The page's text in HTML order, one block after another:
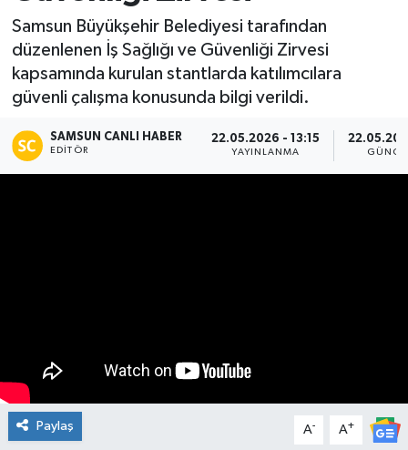
Samsun Büyükşehir Belediyesi tarafından
düzenlenen İş Sağlığı ve Güvenliği Zirvesi
kapsamında kurulan stantlarda katılımcılara
güvenli çalışma konusunda bilgi verildi.
SAMSUN CANLI HABER
EDITÖR
22.05.2026 - 13:15
YAYINLANMA
Paylaş A- A+
Dünya
Eğitim
Süper Lig Puan Durumu ve Fikstür
Tüm Manşetler